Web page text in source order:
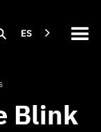
ES
Blink